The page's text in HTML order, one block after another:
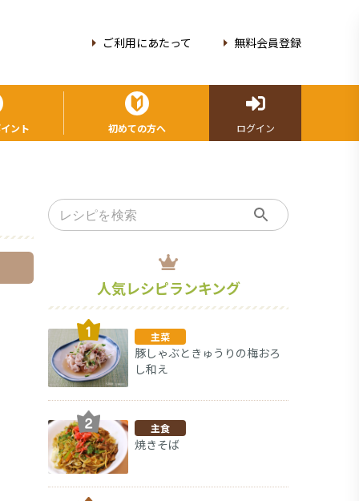
ご利用にあたって 無料会員登録
ント 初めての方へ ログイン
人気レシピランキング
主菜
豚しゃぶときゅうりの梅おろ
し和え
主食
焼きそば